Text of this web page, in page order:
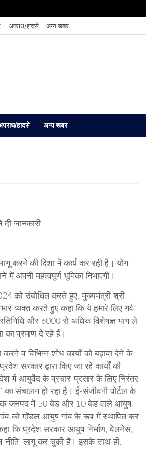
अपराध/हादसे अन्य खबर
हादसे अन्य खबर
जानकारी।
करने की दिशा में कार्य कर रही है। योग
अपनी महत्वपूर्ण भूमिका निभाएगी।
को संबोधित करते हुए, मुख्यमंत्री श्री
व्यक्त करते हुए कहा कि ये हमारे लिए गर्व
और 6000 से अधिक विशेषज्ञ भाग ले
का प्रमाण दे रहे हैं।
व विभिन्न शोध कार्यों को बढ़ावा देने के
सरकार द्वारा किए जा रहे कार्यों की
में आयुर्वेद के प्रचार-प्रसार के लिए निरंतर
का संचालन हो रहा है। ई-संजीवनी पोर्टल के
जनपद में 50 बेड और 10 बेड वाले आयुष
को मॉडल आयुष गांव के रूप में स्थापित कर
कि प्रदेश सरकार आयुष निर्माण, वेलनेस,
नीति’ लागू कर चुकी है। इसके साथ ही,